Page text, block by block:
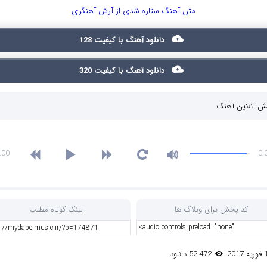
متن آهنگ ستاره شدی از آرش آهنگری
دانلود آهنگ با کیفیت 128
دانلود آهنگ با کیفیت 320
آنلاین آهنگ
کد پخش برای وبلاگ ها لینک کوتاه مطلب
52,472 دانلود